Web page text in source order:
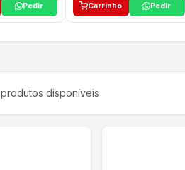
Pedir Carrinho Pedir
produtos disponíveis